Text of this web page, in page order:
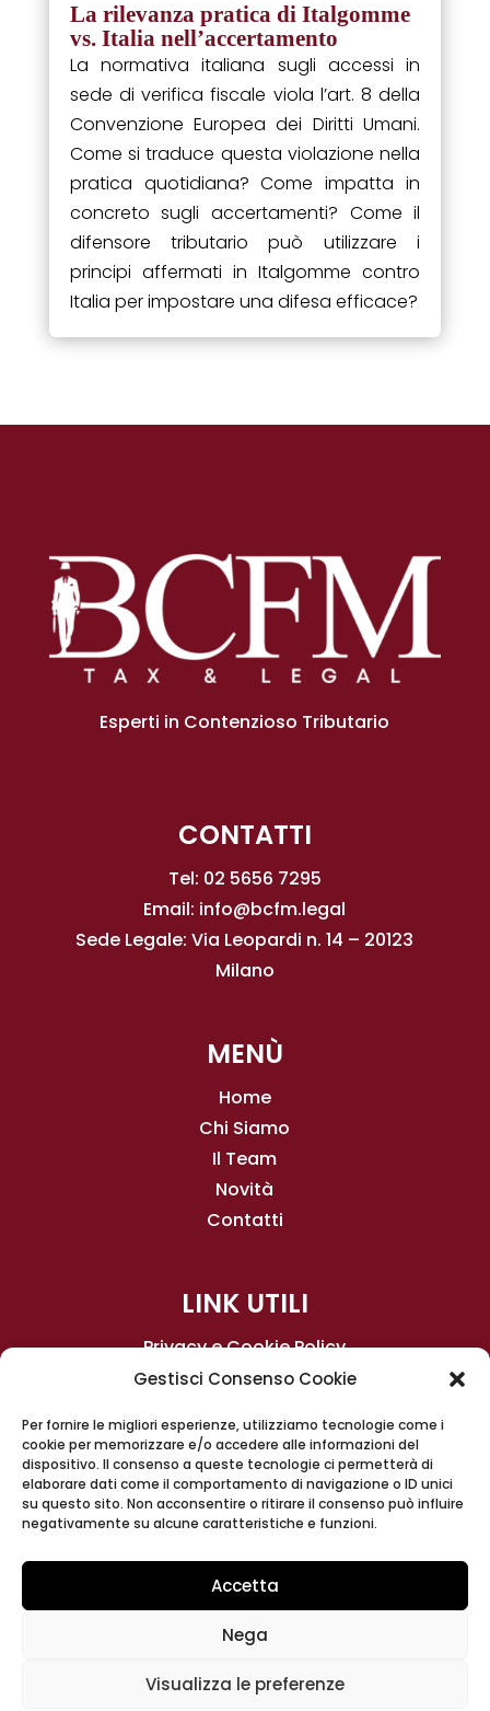
Gestisci Consenso Cookie
Per fornire le migliori esperienze, utilizziamo tecnologie come i
cookie per memorizzare e/o accedere alle informazioni del
dispositivo. Il consenso a queste tecnologie ci permetterà di
elaborare dati come il comportamento di navigazione o ID unici
su questo sito. Non acconsentire o ritirare il consenso può influire
negativamente su alcune caratteristiche e funzioni.
Accetta
Nega
Visualizza le preferenze
La rilevanza pratica di Italgomme
vs. Italia nell’accertamento
La normativa italiana sugli accessi in
sede di verifica fiscale viola l’art. 8 della
Convenzione Europea dei Diritti Umani.
Come si traduce questa violazione nella
pratica quotidiana? Come impatta in
concreto sugli accertamenti? Come il
difensore tributario può utilizzare i
principi affermati in Italgomme contro
Italia per impostare una difesa efficace?
Esperti in Contenzioso Tributario
CONTATTI
Tel: 02 5656 7295
Email: info@bcfm.legal
Sede Legale: Via Leopardi n. 14 – 20123
Milano
MENÙ
Home
Chi Siamo
Il Team
Novità
Contatti
LINK UTILI
Privacy e Cookie Policy
© 2022 BCFM.LEGAL | Designed and